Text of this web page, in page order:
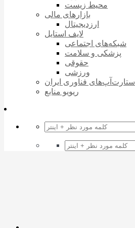
محیط زیست
بازارهای مالی
ارزدیجیتال
لایف استایل
شبکه‌های اجتماعی
پزشکی و سلامت
حقوقی
ورزشی
استارت‌آپ‌های فناوری ایران
ریویو منابع